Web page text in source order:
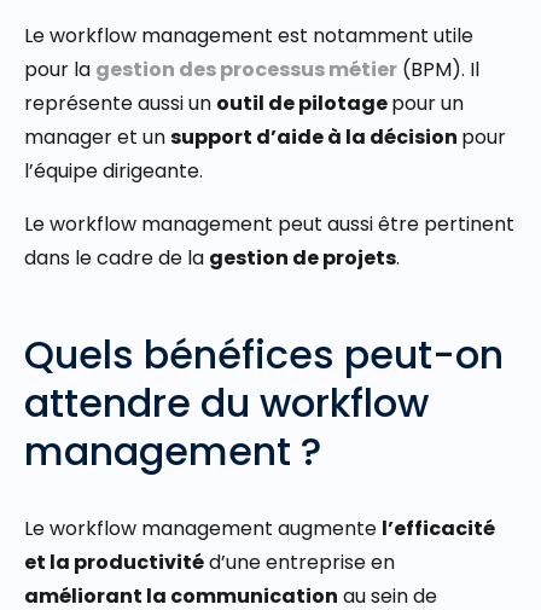
Le workflow management est notamment utile
pour la gestion des processus métier (BPM). Il
représente aussi un outil de pilotagepour un
manager et unsupport d’aide à la décision pour
l’équipe dirigeante.
Le workflow management peut aussi être pertinent
dans le cadre de la gestion de projets.
Quels bénéfices peut-on
attendre du workflow
management ?
Le workflow management augmente l’efficacité
et la productivitéd’une entreprise en
améliorant la communication au sein de